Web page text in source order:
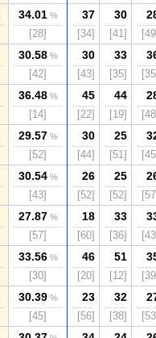
34.01%
[28]
37
[34]
30
[41]
30.58%
[42]
30
[43]
33
[35]
36.48%
[14]
45
[22]
44
[19]
29.57%
[52]
30
[44]
25
[51]
30.54%
[43]
26
[52]
25
[52]
27.87%
[57]
18
[60]
33
[36]
33.56%
[30]
46
[20]
51
[12]
30.39%
[45]
23
[56]
32
[38]